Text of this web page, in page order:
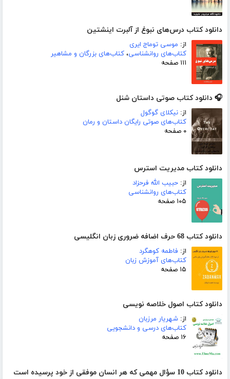
دانلود کتاب درس‌های نبوغ از آلبرت اینشتین
از: موسی توماج ایری
کتاب‌های روانشناسی، کتاب‌های بزرگان و مشاهیر
۱۱۱ صفحه
🎧 دانلود کتاب صوتی داستان شنل
از: نیکلای گوگول
کتاب‌های صوتی رایگان داستان و رمان
۰ صفحه
دانلود کتاب مدیریت استرس
از: حبیب الله فرحزاد
کتاب‌های روانشناسی
۱۰۵ صفحه
دانلود کتاب 68 حرف اضافه ضروری زبان انگلیسی
از: فاطمه کوهگرد
کتاب‌های آموزش زبان
۱۵ صفحه
دانلود کتاب اصول خلاصه نویسی
از: شهریار مرزبان
کتاب‌های درسی و دانشجویی
۱۶ صفحه
دانلود کتاب 10 سؤال مهمی که هر انسان‌ موفقی از خود پرسیده ‌است